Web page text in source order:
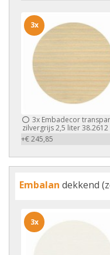
3x Embadecor
zilvergrijs 2,5 liter 38.2612
+€ 245,85
3x
Embalan dekkend
3x